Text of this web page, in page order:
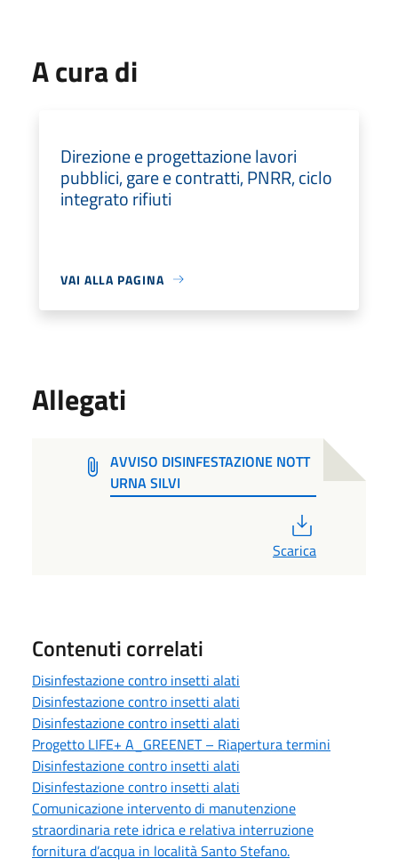
A cura di
Direzione e progettazione lavori
pubblici, gare e contratti, PNRR, ciclo
integrato rifiuti
VAI ALLA PAGINA
Allegati
AVVISO DISINFESTAZIONE NOTT
URNA SILVI
Scarica
Contenuti correlati
Disinfestazione contro insetti alati
Disinfestazione contro insetti alati
Disinfestazione contro insetti alati
Progetto LIFE+ A_GREENET – Riapertura termini
Disinfestazione contro insetti alati
Disinfestazione contro insetti alati
Comunicazione intervento di manutenzione
straordinaria rete idrica e relativa interruzione
fornitura d’acqua in località Santo Stefano.